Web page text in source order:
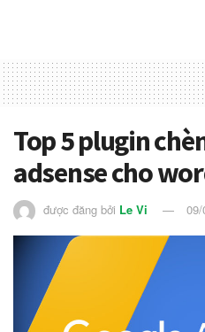
Top 5 plugin
adsense cho
được đăng bởi Le Vi